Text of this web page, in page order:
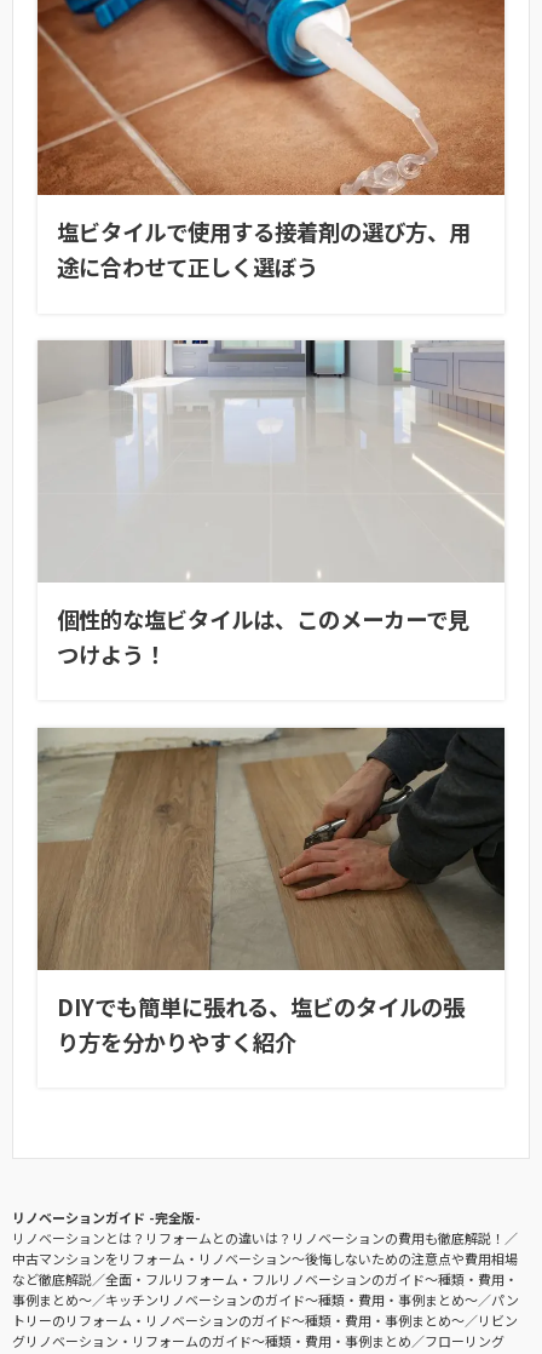
塩ビタイルで使用する接着剤の選び方、用
途に合わせて正しく選ぼう
個性的な塩ビタイルは、このメーカーで見
つけよう！
DIYでも簡単に張れる、塩ビのタイルの張
り方を分かりやすく紹介
リノベーションガイド -完全版-
リノベーションとは？リフォームとの違いは？リノベーションの費用も徹底解説！
中古マンションをリフォーム・リノベーション〜後悔しないための注意点や費用相場
など徹底解説
全面・フルリフォーム・フルリノベーションのガイド〜種類・費用・
事例まとめ〜
キッチンリノベーションのガイド〜種類・費用・事例まとめ〜
パン
トリーのリフォーム・リノベーションのガイド〜種類・費用・事例まとめ〜
リビン
グリノベーション・リフォームのガイド〜種類・費用・事例まとめ
フローリング